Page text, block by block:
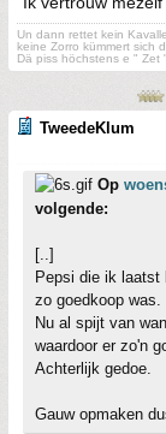
Un dann rettet kein
keine Zorro kümmert sich
Dä piss höchstens e " Zet
TweedeKlum
Op
volgende:
[..]
Pepsi die ik laatst
zo goedkoop was.
Nu al spijt van
waardoor er zo'n
Achterlijk gedoe.
Gauw opmaken